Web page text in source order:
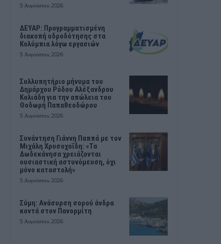
5 Αυγούστου, 2026
ΔΕΥΑΡ: Προγραμματισμένη
διακοπή υδροδότησης στα
Κολύμπια λόγω εργασιών
5 Αυγούστου, 2026
Συλλυπητήριο μήνυμα του
Δημάρχου Ρόδου Αλέξανδρου
Κολιάδη για την απώλεια του
Θοδωρή Παπαθεοδώρου
5 Αυγούστου, 2026
Συνάντηση Γιάννη Παππά με τον
Μιχάλη Χρυσοχοΐδη: «Τα
Δωδεκάνησα χρειάζονται
ουσιαστική αστυνόμευση, όχι
μόνο καταστολή»
5 Αυγούστου, 2026
Σύμη: Ανάσυρση σορού άνδρα
κοντά στον Πανορμίτη
5 Αυγούστου, 2026